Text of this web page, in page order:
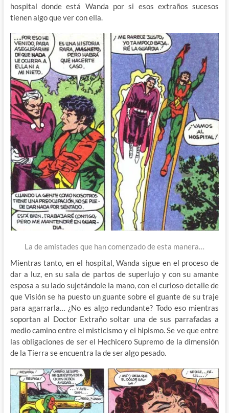
hospital donde está Wanda por si esos extraños sucesos
tienen algo que ver con ella.
La de amistades que han comenzado de esta manera…
Mientras tanto, en el hospital, Wanda sigue en el proceso de
dar a luz, en su sala de partos de superlujo y con su amante
esposa a su lado sujetándole la mano, con el curioso detalle de
que Visión se ha puesto un guante sobre el guante de su traje
para agarrarla… ¿No es algo redundante? Todo eso mientras
soportan al Doctor Extraño soltar una de sus parrafadas a
medio camino entre el misticismo y el hipismo. Se ve que entre
las obligaciones de ser el Hechicero Supremo de la dimensión
de la Tierra se encuentra la de ser algo pesado.